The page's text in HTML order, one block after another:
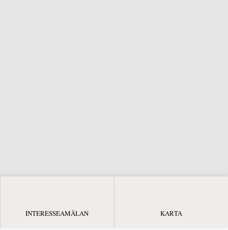
INTERESSEAMÄLAN KARTA